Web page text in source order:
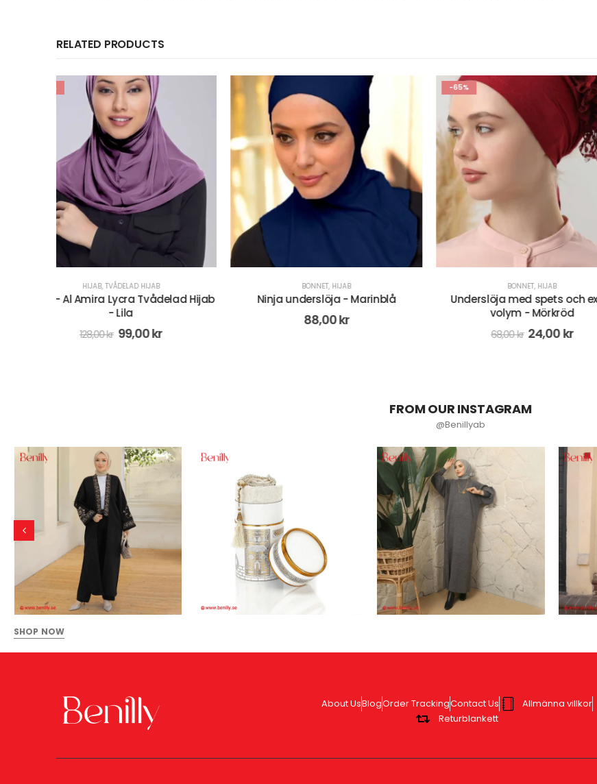
RELATED PRODUCTS
BONNET,HIJAB
Ninja underslöja - Marinblå
88,00
BONNET
Underslöja med spets och extra
volym - Mörkröd
-65%
BONNET
Underslöja med spets
volym -
68,00kr 24,00
FROM OUR INSTAGRAM
@Benillyab
SHOP NOW
About UsBlogOrder TrackingContact Us
Allmänna villkor
Returblankett